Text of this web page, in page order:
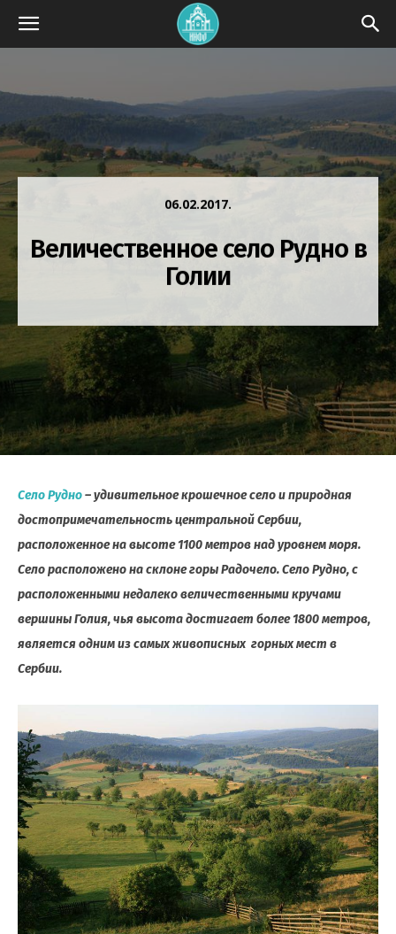
06.02.2017.
Величественное село Рудно в
Голии
Село Рудно– удивительное крошечное село и природная
достопримечательность центральной Сербии,
расположенное на высоте 1100 метров над уровнем моря.
Село расположено на склоне горы Радочело. Село Рудно, с
расположенными недалеко величественными кручами
вершины Голия, чья высота достигает более 1800 метров,
является одним из самых живописных горных мест в
Сербии.